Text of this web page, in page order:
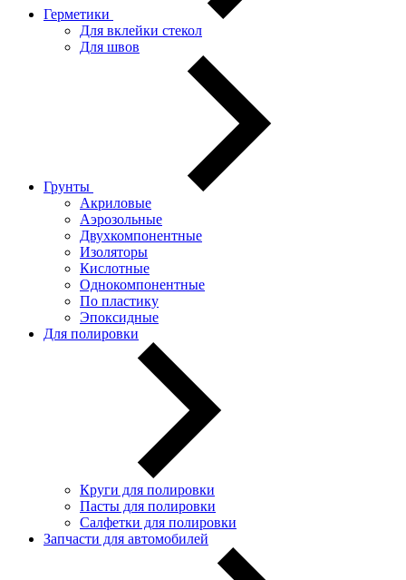
Герметики
Для вклейки стекол
Для швов
Грунты
Акриловые
Аэрозольные
Двухкомпонентные
Изоляторы
Кислотные
Однокомпонентные
По пластику
Эпоксидные
Для полировки
Круги для полировки
Пасты для полировки
Салфетки для полировки
Запчасти для автомобилей